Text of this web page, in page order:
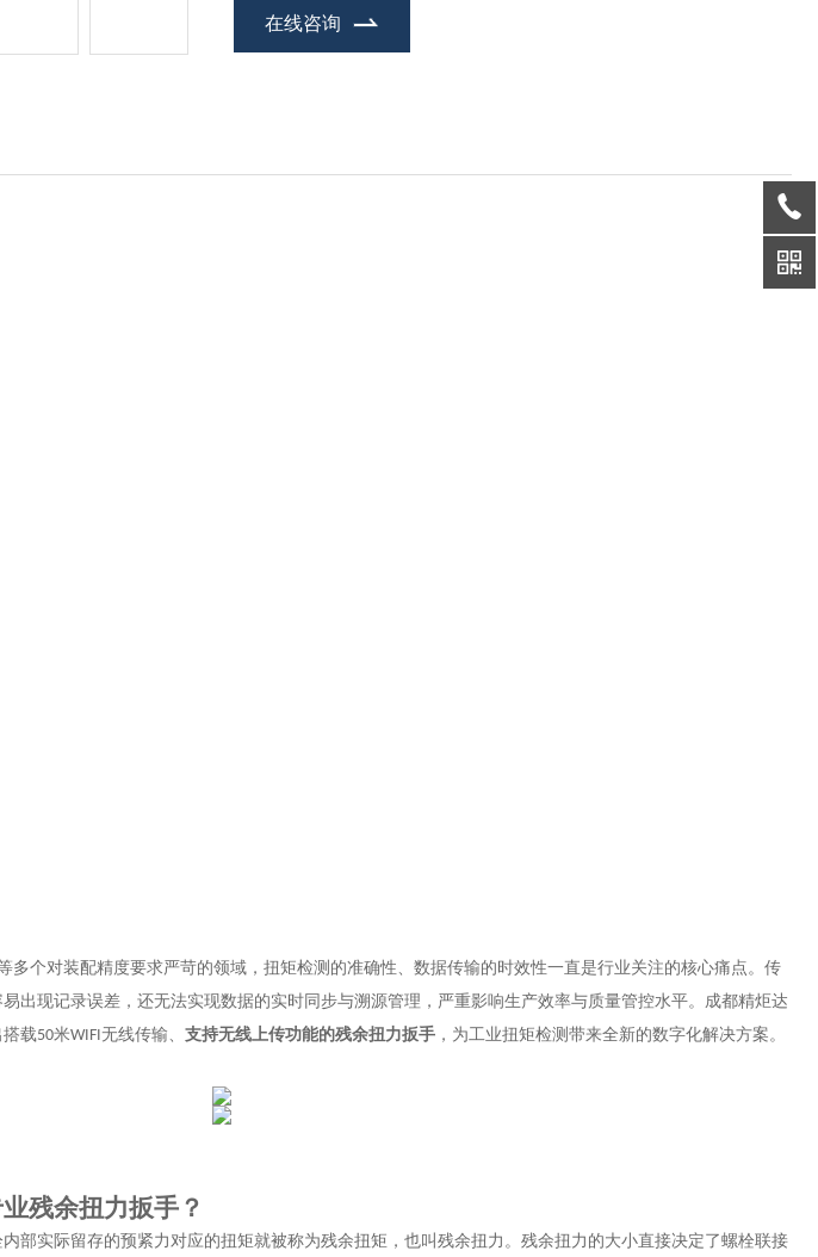
在线咨询
多个对装配精度要求严苛的领域，扭矩检测的准确性、数据传输的时效性一直是行业关注的核心痛点。传
出现记录误差，还无法实现数据的实时同步与溯源管理，严重影响生产效率与质量管控水平。成都精炬达
载50米WIFI无线传输、 支持无线上传功能的残余扭力扳手，为工业扭矩检测带来全新的数字化解决方案。
残余扭力扳手？
部实际留存的预紧力对应的扭矩就被称为残余扭矩，也叫残余扭力。残余扭力的大小直接决定了螺栓联接